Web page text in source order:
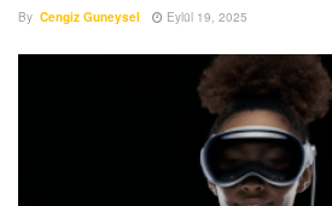
By Cengiz Guneysel Eylül 19, 2025